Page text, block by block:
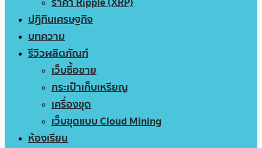
ปฏิทินเศรษฐกิจ
บทความ
รีวิวผลิตภัณฑ์
เว็บซื้อขาย
กระเป๋าเก็บเหรียญ
เครื่องขุด
เว็บขุดแบบ Cloud Mining
ห้องเรียน